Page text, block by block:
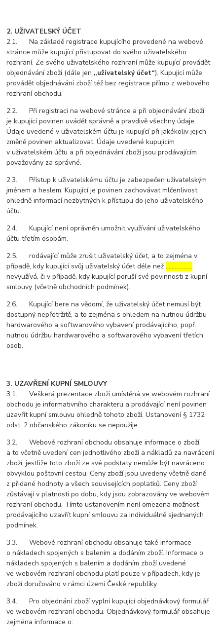
2. UŽIVATELSKÝ ÚČET
2.1. Na základě registrace kupujícího provedené na webové
stránce může kupující přistupovat do svého uživatelského
rozhraní. Ze svého uživatelského rozhraní může kupující provádět
objednávání zboží (dále jen „uživatelský účet“). Kupující může
provádět objednávání zboží též bez registrace přímo z webového
rozhraní obchodu.
2.2. Při registraci na webové stránce a při objednávání zboží
je kupující povinen uvádět správně a pravdivě všechny údaje.
Údaje uvedené v uživatelském účtu je kupující při jakékoliv jejich
změně povinen aktualizovat. Údaje uvedené kupujícím
v uživatelském účtu a při objednávání zboží jsou prodávajícím
považovány za správné.
2.3. Přístup k uživatelskému účtu je zabezpečen uživatelským
jménem a heslem. Kupující je povinen zachovávat mlčenlivost
ohledně informací nezbytných k přístupu do jeho uživatelského
účtu.
2.4. Kupující není oprávněn umožnit využívání uživatelského
účtu třetím osobám.
2.5. rodávající může zrušit uživatelský účet, a to zejména v
případě, kdy kupující svůj uživatelský účet déle než………………
nevyužívá, či v případě, kdy kupující poruší své povinnosti z kupní
smlouvy (včetně obchodních podmínek).
2.6. Kupující bere na vědomí, že uživatelský účet nemusí být
dostupný nepřetržitě, a to zejména s ohledem na nutnou údržbu
hardwarového a softwarového vybavení prodávajícího, popř.
nutnou údržbu hardwarového a softwarového vybavení třetích
osob.
3. UZAVŘENÍ KUPNÍ SMLOUVY
3.1. Veškerá prezentace zboží umístěná ve webovém rozhraní
obchodu je informativního charakteru a prodávající není povinen
uzavřít kupní smlouvu ohledně tohoto zboží. Ustanovení § 1732
odst. 2 občanského zákoníku se nepoužije.
3.2. Webové rozhraní obchodu obsahuje informace o zboží,
a to včetně uvedení cen jednotlivého zboží a nákladů za navrácení
zboží, jestliže toto zboží ze své podstaty nemůže být navráceno
obvyklou poštovní cestou. Ceny zboží jsou uvedeny včetně daně
z přidané hodnoty a všech souvisejících poplatků. Ceny zboží
zůstávají v platnosti po dobu, kdy jsou zobrazovány ve webovém
rozhraní obchodu. Tímto ustanovením není omezena možnost
prodávajícího uzavřít kupní smlouvu za individuálně sjednaných
podmínek.
3.3. Webové rozhraní obchodu obsahuje také informace
o nákladech spojených s balením a dodáním zboží. Informace o
nákladech spojených s balením a dodáním zboží uvedené
ve webovém rozhraní obchodu platí pouze v případech, kdy je
zboží doručováno v rámci území České republiky.
3.4. Pro objednání zboží vyplní kupující objednávkový formulář
ve webovém rozhraní obchodu. Objednávkový formulář obsahuje
zejména informace o: